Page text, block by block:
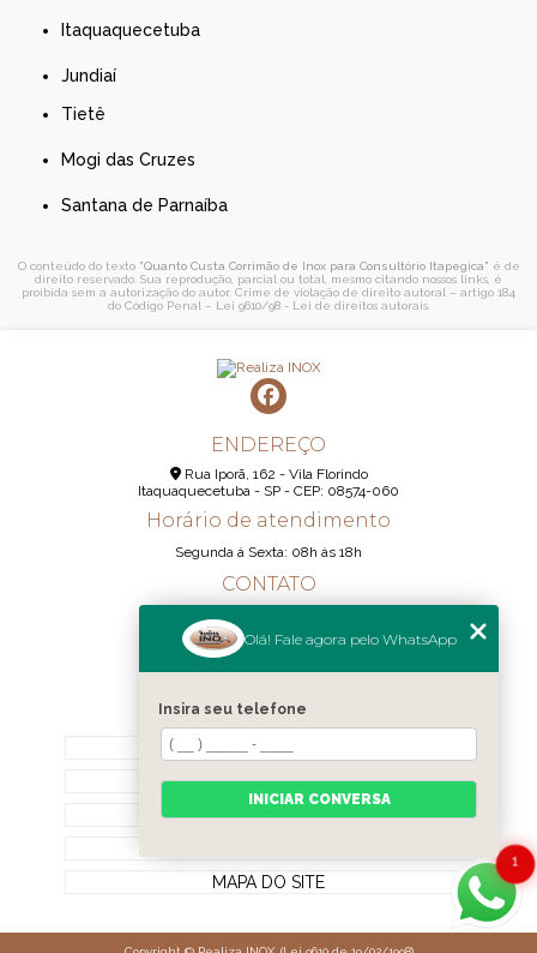
Itaquaquecetuba
Jundiaí
Tietê
Mogi das Cruzes
Santana de Parnaíba
O conteúdo do texto "Quanto Custa Corrimão de Inox para Consultório Itapegica" é de
direito reservado. Sua reprodução, parcial ou total, mesmo citando nossos links, é
proibida sem a autorização do autor. Crime de violação de direito autoral – artigo 184
do Código Penal – Lei 9610/98 - Lei de direitos autorais.
ENDEREÇO
Rua Iporã, 162 - Vila Florindo
Itaquaquecetuba - SP - CEP: 08574-060
Horário de atendimento
Segunda á Sexta: 08h ás 18h
CONTATO
(11) 98189-1344
MENU
HOME
QUEM SOMOS
CONTATO
MAPA DO SITE
1
Olá! Fale agora pelo WhatsApp
Insira seu telefone
INICIAR CONVERSA